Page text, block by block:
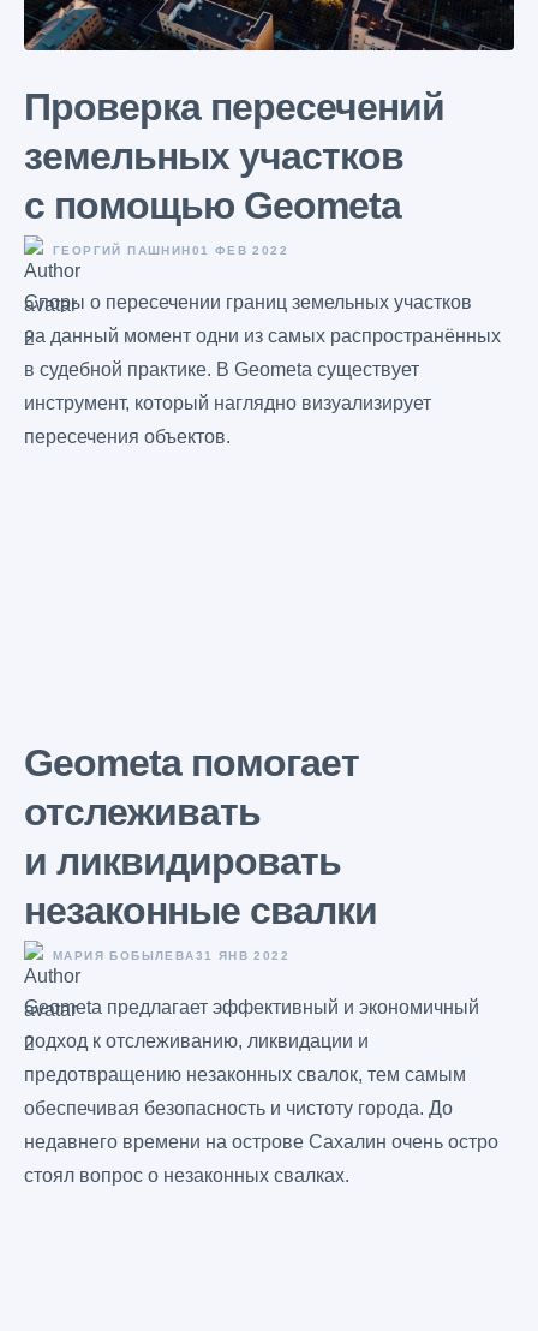
Проверка пересечений
земельных участков
с помощью Geometa
ГЕОРГИЙ ПАШНИН01 ФЕВ 2022
Споры о пересечении границ земельных участков
на данный момент одни из самых распространённых
в судебной практике. В Geometa существует
инструмент, который наглядно визуализирует
пересечения объектов.
Geometa помогает
отслеживать
и ликвидировать
незаконные свалки
МАРИЯ БОБЫЛЕВА31 ЯНВ 2022
Geometa предлагает эффективный и экономичный
подход к отслеживанию, ликвидации и
предотвращению незаконных свалок, тем самым
обеспечивая безопасность и чистоту города. До
недавнего времени на острове Сахалин очень остро
стоял вопрос о незаконных свалках.